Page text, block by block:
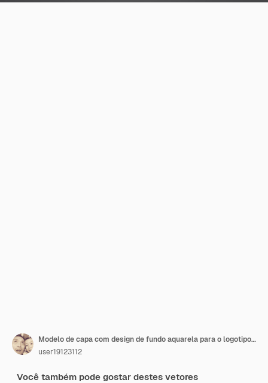
Modelo de capa com design de fundo aquarela para o logotipo do banner do cartão postal da data da capa
user19123112
Você também pode gostar destes vetores